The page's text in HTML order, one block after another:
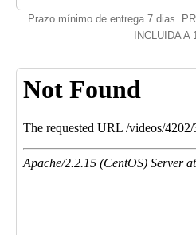
Prazo mínimo de entrega 7 dias.
INCLUIDA A